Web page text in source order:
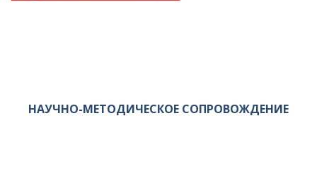
НАУЧНО-МЕТОДИЧЕСКОЕ СОПРОВОЖДЕНИЕ